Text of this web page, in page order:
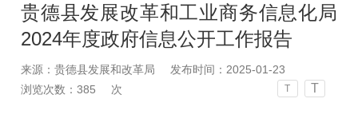
贵德县发展改革和工业商务信息化局
2024年度政府信息公开工作报告
来源：贵德县发展和改革局
发布时间：2025-01-23
浏览次数：385 次 T T